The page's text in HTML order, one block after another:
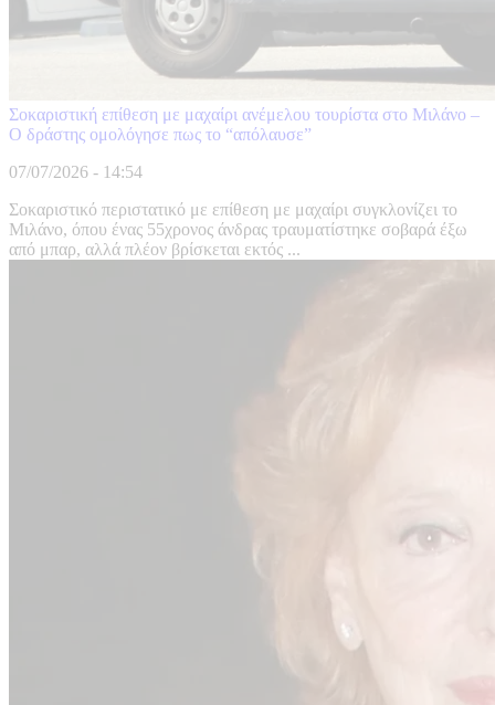
Σοκαριστική επίθεση με μαχαίρι ανέμελου τουρίστα στο Μιλάνο –
Ο δράστης ομολόγησε πως το “απόλαυσε”
07/07/2026 - 14:54
Σοκαριστικό περιστατικό με επίθεση με μαχαίρι συγκλονίζει το
Μιλάνο, όπου ένας 55χρονος άνδρας τραυματίστηκε σοβαρά έξω
από μπαρ, αλλά πλέον βρίσκεται εκτός ...